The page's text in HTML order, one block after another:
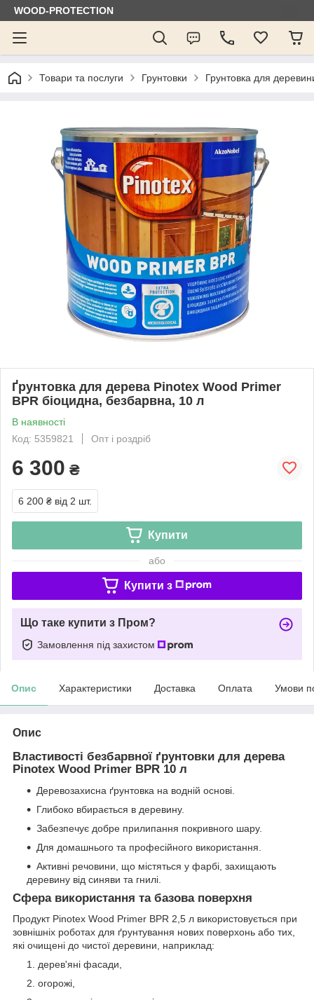
WOOD-PROTECTION
Товари та послуги Грунтовки Грунтовка для
Ґрунтовка для дерева Pinotex Wood Primer
BPR біоцидна, безбарвна, 10 л
В наявності
Код: 5359821
Опт і роздріб
6 300 ₴
6 200 ₴ від 2 шт.
Купити
або
Купити з
Що таке купити з Пром?
Замовлення під захистом
Опис Характеристики Доставка Оплата Умови
Опис
Властивості безбарвної ґрунтовки для дерева
Pinotex Wood Primer BPR 10 л
Деревозахисна ґрунтовка на водній основі.
Глибоко вбирається в деревину.
Забезпечує добре прилипання покривного шару.
Для домашнього та професійного використання.
Активні речовини, що містяться у фарбі, захищають
деревину від синяви та гнилі.
Сфера використання та базова поверхня
Продукт Pinotex Wood Primer BPR 2,5 л використовується при
зовнішніх роботах для ґрунтування нових поверхонь або тих,
які очищені до чистої деревини, наприклад:
дерев'яні фасади,
огорожі,